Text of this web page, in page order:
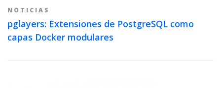
NOTICIAS
pglayers: Extensiones de PostgreSQL como
capas Docker modulares